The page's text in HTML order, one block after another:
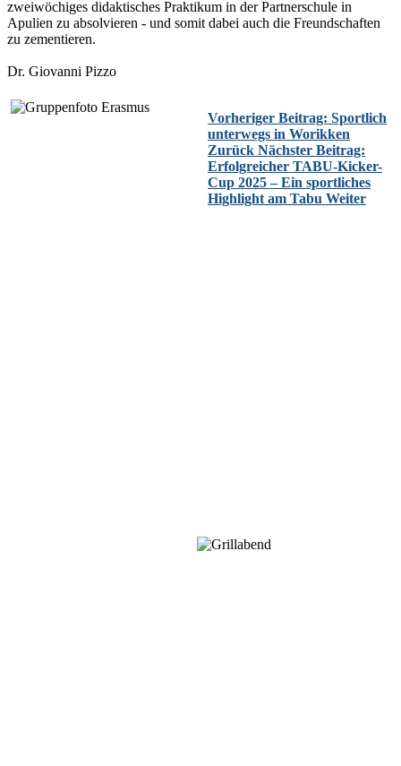
zweiwöchiges didaktisches Praktikum in der Partnerschule in
Apulien zu absolvieren - und somit dabei auch die Freundschaften
zu zementieren.
Dr. Giovanni Pizzo
Vorheriger Beitrag: Sportlich
unterwegs in Worikken
Zurück Nächster Beitrag:
Erfolgreicher TABU-Kicker-
Cup 2025 – Ein sportliches
Highlight am Tabu Weiter